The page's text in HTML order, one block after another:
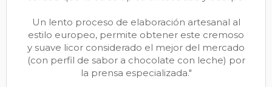
Un lento proceso de elaboración artesanal al
estilo europeo, permite obtener este cremoso
y suave licor considerado el mejor del mercado
(con perfil de sabor a chocolate con leche) por
la prensa especializada."